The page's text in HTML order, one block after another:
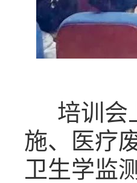
培训会
施、医疗
卫生学监